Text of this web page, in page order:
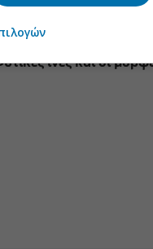
ίνες και οι